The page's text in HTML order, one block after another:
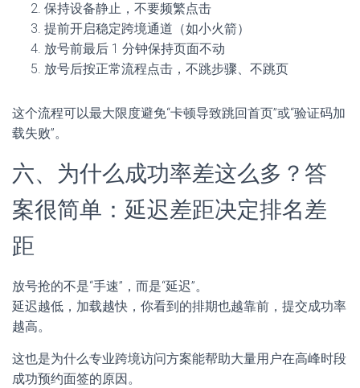
保持设备静止，不要频繁点击
提前开启稳定跨境通道（如小火箭）
放号前最后 1 分钟保持页面不动
放号后按正常流程点击，不跳步骤、不跳页
这个流程可以最大限度避免“卡顿导致跳回首页”或“验证码加
载失败”。
六、为什么成功率差这么多？答
案很简单：延迟差距决定排名差
距
放号抢的不是“手速”，而是“延迟”。
延迟越低，加载越快，你看到的排期也越靠前，提交成功率
越高。
这也是为什么专业跨境访问方案能帮助大量用户在高峰时段
成功预约面签的原因。